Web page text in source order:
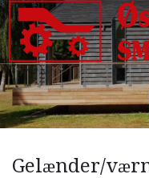
Gå
til
hovedindhold
Gelænder/